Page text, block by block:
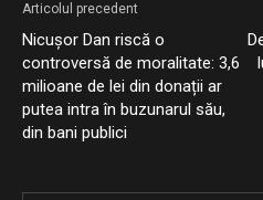
Articolul precedent
Nicușor Dan riscă o
controversă de moralitate: 3,6
milioane de lei din donații ar
putea intra în buzunarul său,
din bani publici